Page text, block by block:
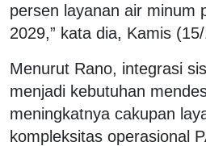
persen layanan air minum
2029,” kata dia, Kamis
Menurut Rano, integrasi
menjadi kebutuhan
meningkatnya cakupan
kompleksitas operasional